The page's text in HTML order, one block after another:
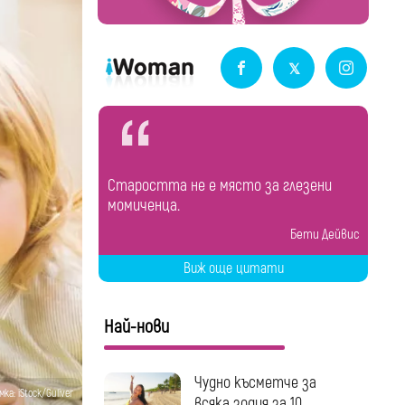
iStock/Guliver
Старостта не е място за глезени
момиченца.
Бети Дейвис
Виж още цитати
Най-нови
Чудно късметче за